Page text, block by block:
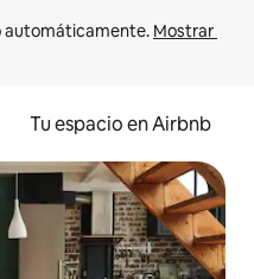
automáticamente. Mostrar
Tu espacio en Airbnb